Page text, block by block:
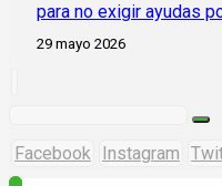
para no exigir ayudas
29 mayo 2026
Facebook Instagram